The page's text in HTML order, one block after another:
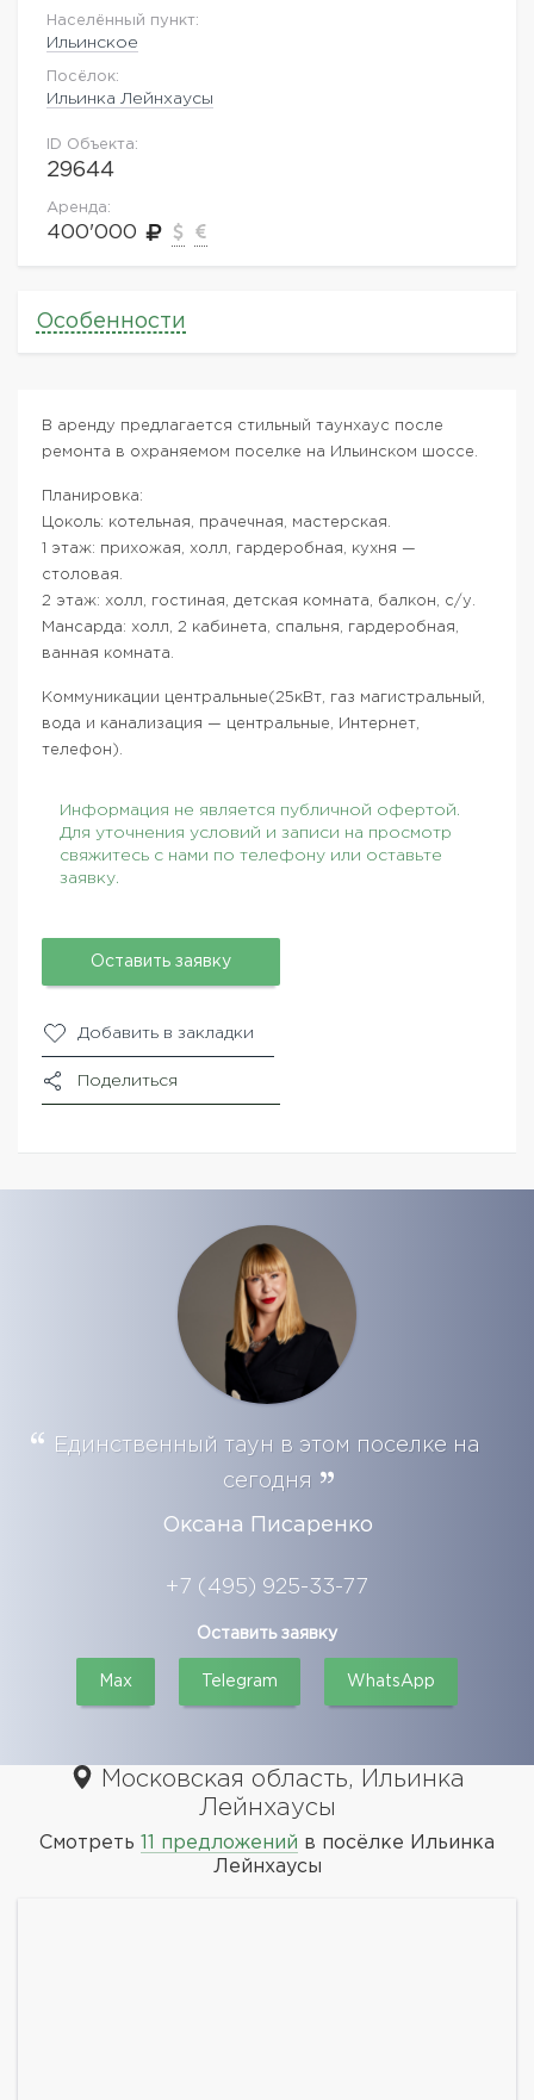
Населённый пункт:
Ильинское
Посёлок:
Ильинка Лейнхаусы
ID Объекта:
29644
Аренда:
400'000
Особенности
В аренду предлагается стильный таунхаус после
ремонта в охраняемом поселке на Ильинском шоссе.
Планировка:
Цоколь: котельная, прачечная, мастерская.
1 этаж: прихожая, холл, гардеробная, кухня —
столовая.
2 этаж: холл, гостиная, детская комната, балкон, с/у.
Мансарда: холл, 2 кабинета, спальня, гардеробная,
ванная комната.
Коммуникации центральные(25кВт, газ магистральный,
вода и канализация — центральные, Интернет,
телефон).
Информация не является публичной офертой.
Для уточнения условий и записи на просмотр
свяжитесь с нами по телефону или оставьте
заявку.
Оставить заявку
Добавить в закладки
Поделиться
Единственный таун в этом поселке на
сегодня
Оксана Писаренко
+7 (495) 925-33-77
Оставить заявку
Max Telegram WhatsApp
Московская область, Ильинка
Лейнхаусы
Смотреть 11 предложений в посёлке Ильинка
Лейнхаусы